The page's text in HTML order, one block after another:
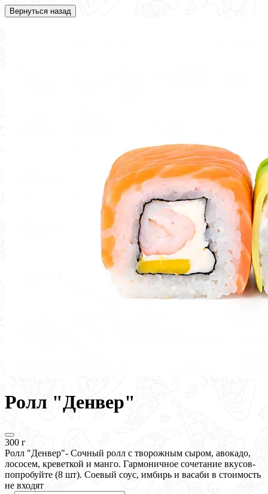
Вернуться назад
Ролл "Денвер"
300 г
Ролл "Денвер"- Сочный ролл с творожным сыром, авокадо,
лососем, креветкой и манго. Гармоничное сочетание вкусов-
попробуйте (8 шт). Соевый соус, имбирь и васаби в стоимость
не входят